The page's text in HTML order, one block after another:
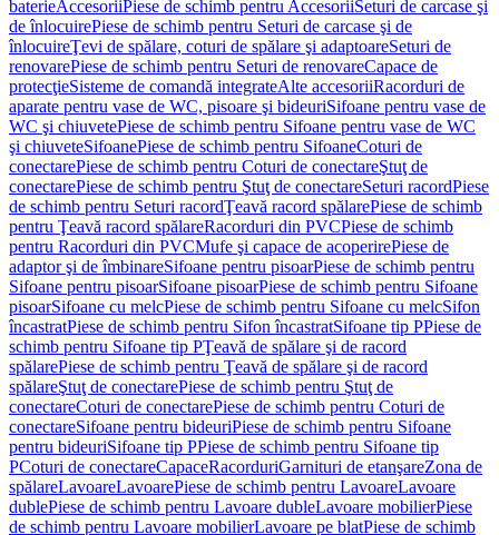
baterieAccesoriiPiese de schimb pentru AccesoriiSeturi de carcase şi
de înlocuirePiese de schimb pentru Seturi de carcase şi de
înlocuireŢevi de spălare, coturi de spălare şi adaptoareSeturi de
renovarePiese de schimb pentru Seturi de renovareCapace de
protecţieSisteme de comandă integrateAlte accesoriiRacorduri de
aparate pentru vase de WC, pisoare şi bideuriSifoane pentru vase de
WC şi chiuvetePiese de schimb pentru Sifoane pentru vase de WC
şi chiuveteSifoanePiese de schimb pentru SifoaneCoturi de
conectarePiese de schimb pentru Coturi de conectareŞtuţ de
conectarePiese de schimb pentru Ştuţ de conectareSeturi racordPiese
de schimb pentru Seturi racordŢeavă racord spălarePiese de schimb
pentru Ţeavă racord spălareRacorduri din PVCPiese de schimb
pentru Racorduri din PVCMufe şi capace de acoperirePiese de
adaptor şi de îmbinareSifoane pentru pisoarPiese de schimb pentru
Sifoane pentru pisoarSifoane pisoarPiese de schimb pentru Sifoane
pisoarSifoane cu melcPiese de schimb pentru Sifoane cu melcSifon
încastratPiese de schimb pentru Sifon încastratSifoane tip PPiese de
schimb pentru Sifoane tip PŢeavă de spălare şi de racord
spălarePiese de schimb pentru Ţeavă de spălare şi de racord
spălareŞtuţ de conectarePiese de schimb pentru Ştuţ de
conectareCoturi de conectarePiese de schimb pentru Coturi de
conectareSifoane pentru bideuriPiese de schimb pentru Sifoane
pentru bideuriSifoane tip PPiese de schimb pentru Sifoane tip
PCoturi de conectareCapaceRacorduriGarnituri de etanşareZona de
spălareLavoareLavoarePiese de schimb pentru LavoareLavoare
dublePiese de schimb pentru Lavoare dubleLavoare mobilierPiese
de schimb pentru Lavoare mobilierLavoare pe blatPiese de schimb